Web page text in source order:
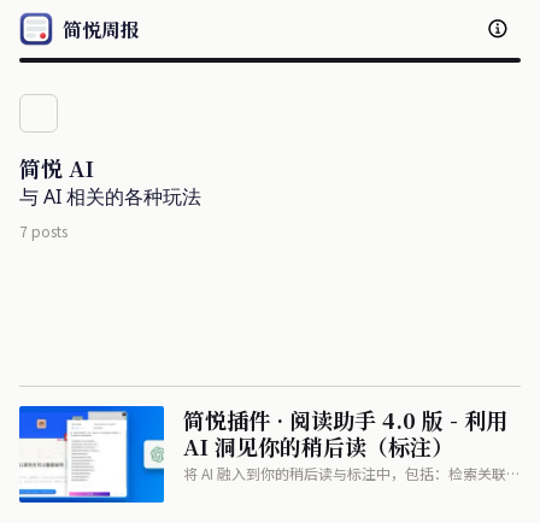
简悦周报
简悦 AI
与 AI 相关的各种玩法
7 posts
简悦插件 · 阅读助手 4.0 版 - 利用
AI 洞见你的稍后读（标注）
将 AI 融入到你的稍后读与标注中，包括：检索关联稍